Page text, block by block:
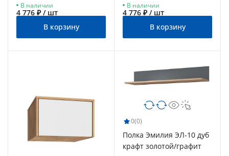
В наличии
4 776 ₽ / шт
В корзину
В наличии
4 776 ₽ / шт
В корзину
0(0)
Полка Эмилия ЭЛ-10 дуб
крафт золотой/графит